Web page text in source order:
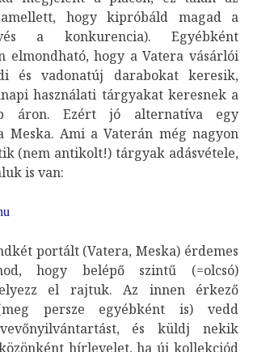
hogy kipróbáld magad a
a konkurencia). Egyébként
elmondható, hogy a Vatera vásárlói
és vadonatúj darabokat keresik,
használati tárgyakat keresnek a
áron. Ezért jó alternatíva egy
Meska. Ami a Vaterán még nagyon
(nem antikolt!) tárgyak adásvétele,
is van:
portált (Vatera, Meska) érdemes
hogy belépő szintű (=olcsó)
el rajtuk. Az innen érkező
persze egyébként is) vedd
és küldj nekik
hírlevelet, ha új kollekciód